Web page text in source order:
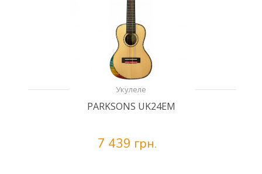
Укулеле
PARKSONS UK24EM
7 439 грн.